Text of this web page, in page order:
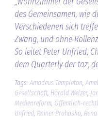
des Gemeinsamen, wie
Verschiedenen sich
Zwang, und ohne
So leitet Peter Unfried,
dem Quarterly der taz,
Tags:Amadeus Templeton,
Gesellschaft, Harald Welzer,
Medienreform, Öffentlich-
Unfried, Rainer Prohaska,